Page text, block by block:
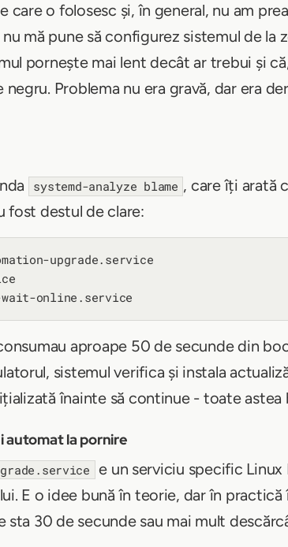
care o folosesc și, în general, nu am
mă pune să configurez sistemul de la
pornește mai lent decât ar trebui și
Problema nu era gravă, dar era
systemd-analyze blame , care îți arată
fost destul de clare:
upgrade.service
aproape 50 de secunde din
sistemul verifica și instala
înainte să continue - toate
automat la pornire
e un serviciu specific
E o idee bună în teorie, dar în
30 de secunde sau mai mult